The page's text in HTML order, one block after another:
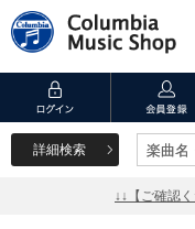
詳細検索 楽曲名
楽曲名
↓↓【ご確認